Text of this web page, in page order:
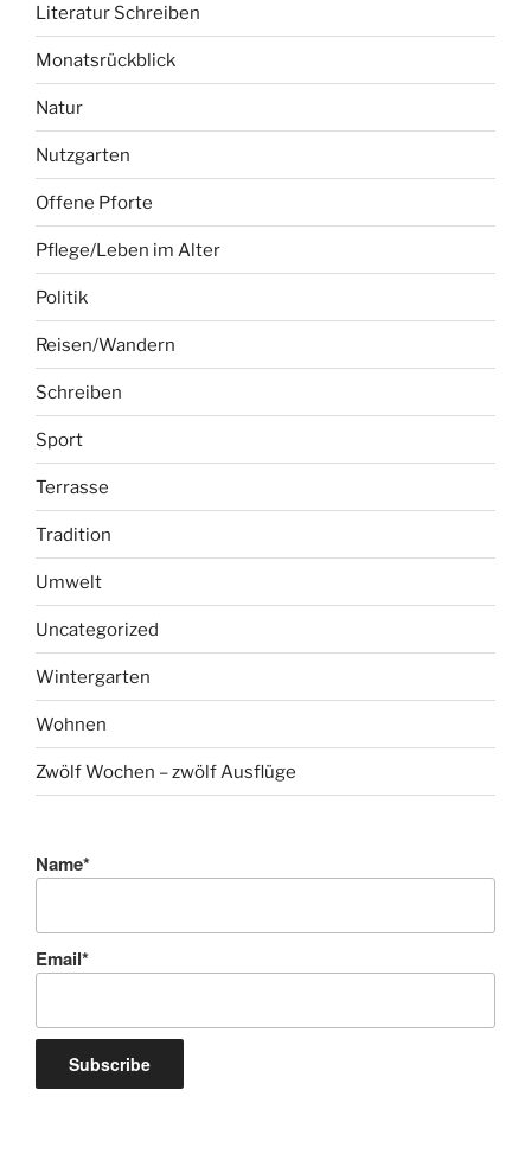
Literatur Schreiben
Monatsrückblick
Natur
Nutzgarten
Offene Pforte
Pflege/Leben im Alter
Politik
Reisen/Wandern
Schreiben
Sport
Terrasse
Tradition
Umwelt
Uncategorized
Wintergarten
Wohnen
Zwölf Wochen – zwölf Ausflüge
Name*
Email*